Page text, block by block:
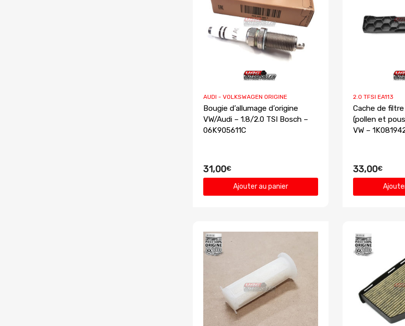
AUDI - VOLKSWAGEN ORIGINE
Bougie d’allumage d’origine
VW/Audi – 1.8/2.0 TSI Bosch –
06K905611C
31,00€
Ajouter au panier
2.0 TFSI EA113
Cache de
(pollen et
VW –
33,00€